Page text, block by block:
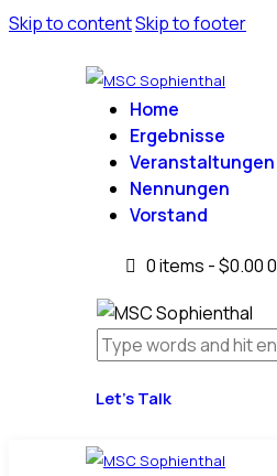
Skip to contentSkip to footer
Home
Ergebnisse
Veranstaltungen
Nennungen
Vorstand
0 items -$0.000
Let’s Talk